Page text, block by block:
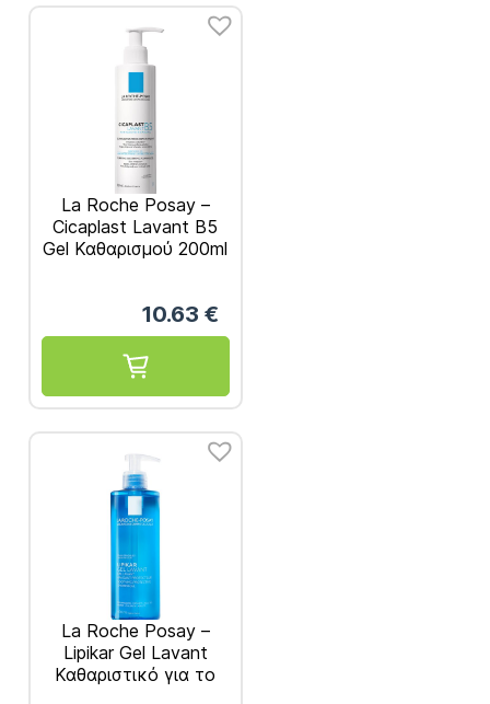
La Roche Posay –
Cicaplast Lavant B5
Gel Καθαρισμού 200ml
10.63 €
La Roche Posay –
Lipikar Gel Lavant
Καθαριστικό για το